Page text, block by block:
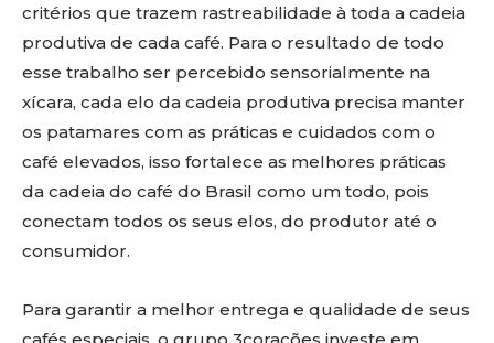
critérios que trazem rastreabilidade à toda a cadeia
produtiva de cada café. Para o resultado de todo
esse trabalho ser percebido sensorialmente na
xícara, cada elo da cadeia produtiva precisa manter
os patamares com as práticas e cuidados com o
café elevados, isso fortalece as melhores práticas
da cadeia do café do Brasil como um todo, pois
conectam todos os seus elos, do produtor até o
consumidor.
Para garantir a melhor entrega e qualidade de seus
cafés especiais, o grupo 3corações investe em